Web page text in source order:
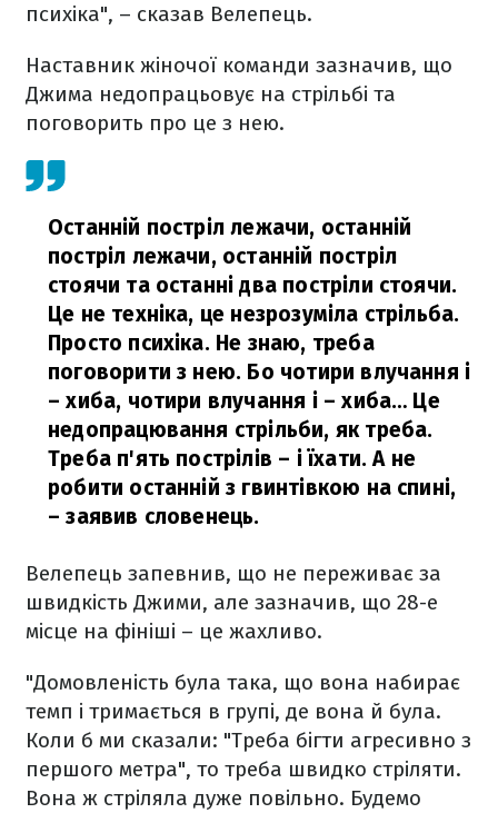
психіка", – сказав Велепець.
Наставник жіночої команди зазначив, що
Джима недопрацьовує на стрільбі та
поговорить про це з нею.
Останній постріл лежачи, останній
постріл лежачи, останній постріл
стоячи та останні два постріли стоячи.
Це не техніка, це незрозуміла стрільба.
Просто психіка. Не знаю, треба
поговорити з нею. Бо чотири влучання і
– хиба, чотири влучання і – хиба… Це
недопрацювання стрільби, як треба.
Треба п'ять пострілів – і їхати. А не
робити останній з гвинтівкою на спині,
– заявив словенець.
Велепець запевнив, що не переживає за
швидкість Джими, але зазначив, що 28-е
місце на фініші – це жахливо.
"Домовленість була така, що вона набирає
темп і тримається в групі, де вона й була.
Коли б ми сказали: "Треба бігти агресивно з
першого метра", то треба швидко стріляти.
Вона ж стріляла дуже повільно. Будемо